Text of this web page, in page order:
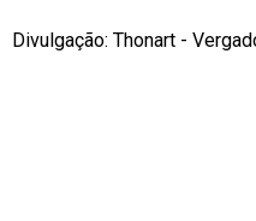
Divulgação: Thonart -